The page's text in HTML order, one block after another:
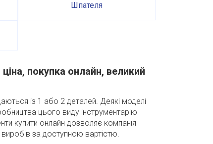
Шпателя
покупка онлайн, великий
із 1 або 2 деталей. Деякі моделі
цього виду інструментарію
купити онлайн дозволяє компанія
за доступною вартістю.